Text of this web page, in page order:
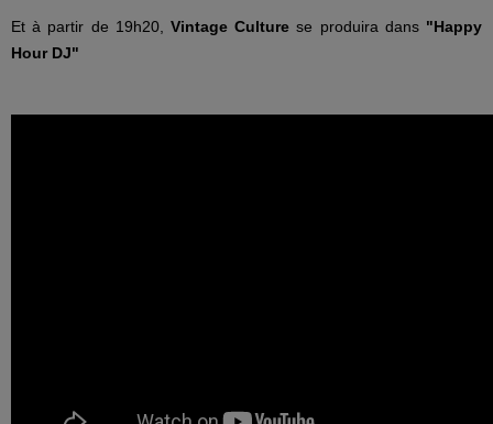
Et à partir de 19h20, Vintage Culture se produira dans"Happy
Hour DJ"